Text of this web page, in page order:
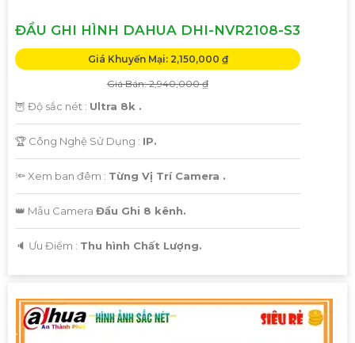
ĐẦU GHI HÌNH DAHUA DHI-NVR2108-S3
Giá Khuyến Mại: 2,150,000 ₫
Giá Bán: 2,940,000 ₫
🦉 Độ sắc nét : Ultra 8k .
🏆 Công Nghệ Sử Dụng : IP.
🔦 Xem ban đêm : Từng Vị Trí Camera .
👑 Mẫu Camera Đầu Ghi 8 kênh.
️🔈 Ưu Điểm : Thu hình Chất Lượng.